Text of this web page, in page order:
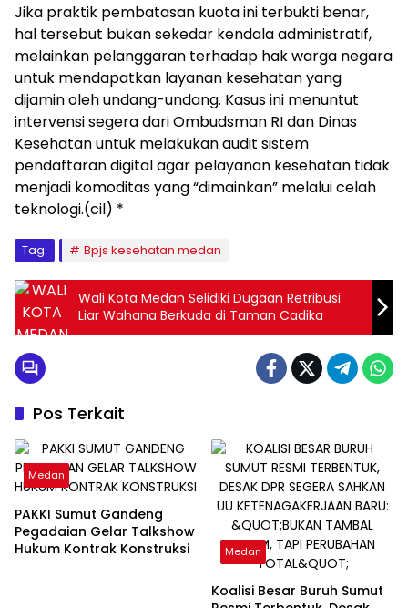
Jika praktik pembatasan kuota ini terbukti benar,
hal tersebut bukan sekedar kendala administratif,
melainkan pelanggaran terhadap hak warga negara
untuk mendapatkan layanan kesehatan yang
dijamin oleh undang-undang. Kasus ini menuntut
intervensi segera dari Ombudsman RI dan Dinas
Kesehatan untuk melakukan audit sistem
pendaftaran digital agar pelayanan kesehatan tidak
menjadi komoditas yang “dimainkan” melalui celah
teknologi.(cil) *
Tag: Bpjs kesehatan medan
Wali Kota Medan Selidiki Dugaan Retribusi
Liar Wahana Berkuda di Taman Cadika
Pos Terkait
Medan
PAKKI Sumut Gandeng
Pegadaian Gelar Talkshow
Hukum Kontrak Konstruksi
Medan
Koalisi Besar Buruh Sumut